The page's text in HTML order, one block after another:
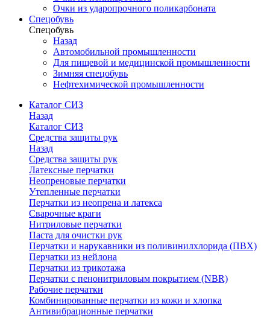
Очки из ударопрочного поликарбоната
Спецобувь
Спецобувь
Назад
Автомобильной промышленности
Для пищевой и медицинской промышленности
Зимняя спецобувь
Нефтехимической промышленности
Каталог СИЗ
Назад
Каталог СИЗ
Средства защиты рук
Назад
Средства защиты рук
Латексные перчатки
Неопреновые перчатки
Утепленные перчатки
Перчатки из неопрена и латекса
Сварочные краги
Нитриловые перчатки
Паста для очистки рук
Перчатки и нарукавники из поливинилхлорида (ПВХ)
Перчатки из нейлона
Перчатки из трикотажа
Перчатки с пенонитриловым покрытием (NBR)
Рабочие перчатки
Комбинированные перчатки из кожи и хлопка
Антивибрационные перчатки